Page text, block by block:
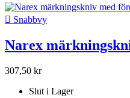
 Snabbvy
Narex
307,50 kr
Slut i Lager